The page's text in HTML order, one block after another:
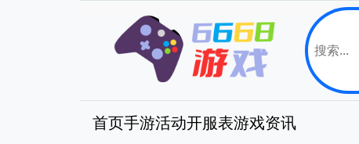
首页手游活动开服表游戏资讯